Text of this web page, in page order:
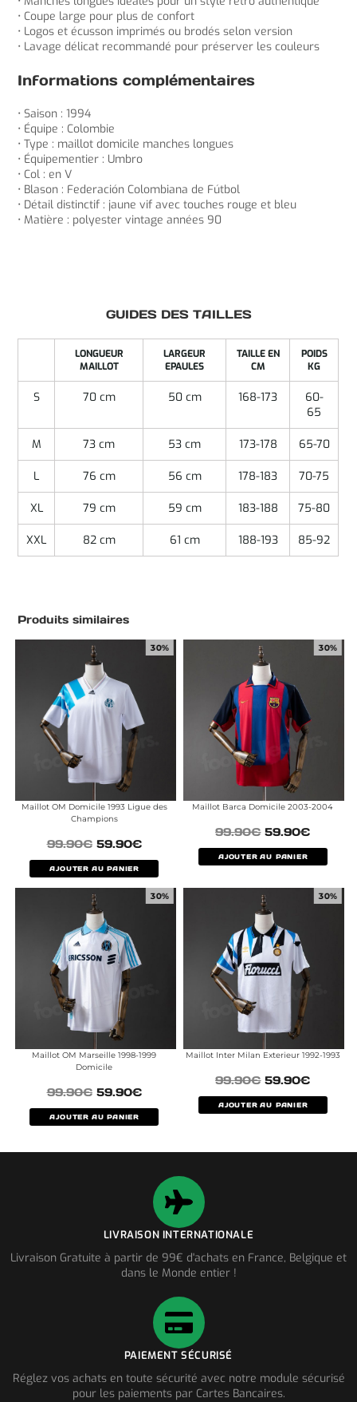
• Coupe large pour plus de confort
• Logos et écusson imprimés ou brodés selon version
• Lavage délicat recommandé pour préserver les couleurs
Informations complémentaires
• Saison : 1994
• Équipe : Colombie
• Type : maillot domicile manches longues
• Équipementier : Umbro
• Col : en V
• Blason : Federación Colombiana de Fútbol
• Détail distinctif : jaune vif avec touches rouge et bleu
• Matière : polyester vintage années 90
GUIDES DES TAILLES
LONGUEUR
MAILLOT
LARGEUR
EPAULES
TAILLE EN
CM
POIDS
KG
S 70 cm 50 cm 168-173
60-
65
M 73 cm 53 cm 173-178 65-70
L 76 cm 56 cm 178-183 70-75
XL 79 cm 59 cm 183-188 75-80
XXL 82 cm 61 cm 188-193 85-92
Produits similaires
30%
Maillot OM Domicile 1993 Ligue des
Champions
99.90€ 59.90€
AJOUTER AU PANIER
30%
Maillot Barca Domicile 2003-2004
99.90€ 59.90€
AJOUTER AU PANIER
30%
Maillot OM Marseille 1998-1999
Domicile
99.90€ 59.90€
AJOUTER AU PANIER
30%
Maillot Inter Milan Exterieur 1992-1993
99.90€ 59.90€
AJOUTER AU PANIER
LIVRAISON INTERNATIONALE
Livraison Gratuite à partir de 99€ d'achats en France, Belgique et
dans le Monde entier !
PAIEMENT SÉCURISÉ
Réglez vos achats en toute sécurité avec notre module sécurisé
pour les paiements par Cartes Bancaires.